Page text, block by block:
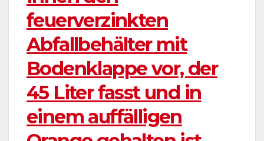
feuerverzinkten
Abfallbehälter mit
Bodenklappe vor, der
45 Liter fasst und in
einem auffälligen